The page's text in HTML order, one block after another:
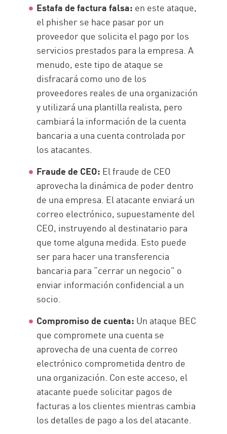
Estafa de factura falsa: en este ataque,
el phisher se hace pasar por un
proveedor que solicita el pago por los
servicios prestados para la empresa. A
menudo, este tipo de ataque se
disfracará como uno de los
proveedores reales de una organización
y utilizará una plantilla realista, pero
cambiará la información de la cuenta
bancaria a una cuenta controlada por
los atacantes.
Fraude de CEO: El fraude de CEO
aprovecha la dinámica de poder dentro
de una empresa. El atacante enviará un
correo electrónico, supuestamente del
CEO, instruyendo al destinatario para
que tome alguna medida. Esto puede
ser para hacer una transferencia
bancaria para “cerrar un negocio” o
enviar información confidencial a un
socio.
Compromiso de cuenta: Un ataque BEC
que compromete una cuenta se
aprovecha de una cuenta de correo
electrónico comprometida dentro de
una organización. Con este acceso, el
atacante puede solicitar pagos de
facturas a los clientes mientras cambia
los detalles de pago a los del atacante.